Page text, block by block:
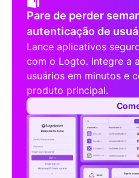
Pare de perder
autenticação de
Lance aplicativos
com o Logto. Integre a
usuários em minutos e
produto principal.